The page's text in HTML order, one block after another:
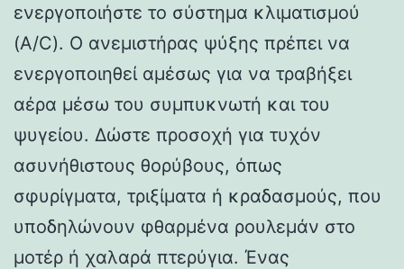
ενεργοποιήστε το σύστημα κλιματισμού
(A/C). Ο ανεμιστήρας ψύξης πρέπει να
ενεργοποιηθεί αμέσως για να τραβήξει
αέρα μέσω του συμπυκνωτή και του
ψυγείου. Δώστε προσοχή για τυχόν
ασυνήθιστους θορύβους, όπως
σφυρίγματα, τριξίματα ή κραδασμούς, που
υποδηλώνουν φθαρμένα ρουλεμάν στο
μοτέρ ή χαλαρά πτερύγια. Ένας